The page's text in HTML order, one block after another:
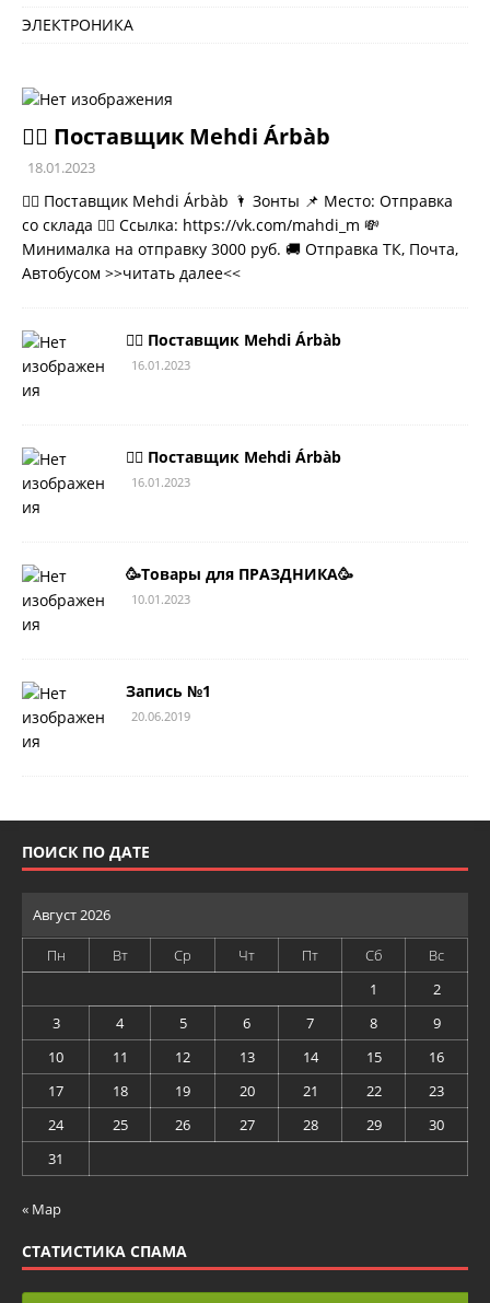
ЭЛЕКТРОНИКА
💁‍♂ Поставщик Mehdi Árbàb
18.01.2023
💁‍♂ Поставщик Mehdi Árbàb 🌂 Зонты 📌 Место: Отправка
со склада 👉🏻 Ссылка: https://vk.com/mahdi_m 💸
Минималка на отправку 3000 руб. 🚚 Отправка ТК, Почта,
Автобусом >>читать далее<<
💁‍♂ Поставщик Mehdi Árbàb
16.01.2023
💁‍♂ Поставщик Mehdi Árbàb
16.01.2023
🥳Товары для ПРАЗДНИКА🥳
10.01.2023
Запись №1
20.06.2019
ПОИСК ПО ДАТЕ
Август 2026
Пн Вт Ср Чт Пт Сб
Вс
1
2
3
4 5 6 7 8
9
10
11 12 13 14 15
16
17
18 19 20 21 22
23
24
25 26 27 28 29
30
31
« Мар
СТАТИСТИКА СПАМА